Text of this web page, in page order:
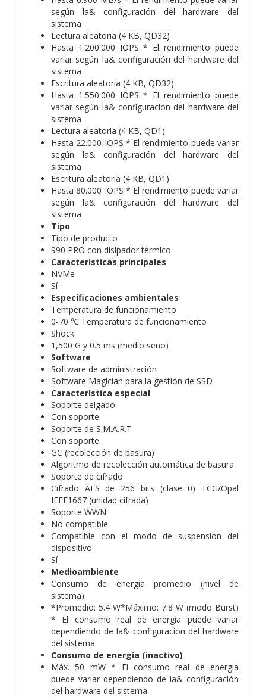
según la& configuración del hardware del
sistema
Lectura aleatoria (4 KB, QD32)
Hasta 1.200.000 IOPS * El rendimiento puede
variar según la& configuración del hardware del
sistema
Escritura aleatoria (4 KB, QD32)
Hasta 1.550.000 IOPS * El rendimiento puede
variar según la& configuración del hardware del
sistema
Lectura aleatoria (4 KB, QD1)
Hasta 22.000 IOPS * El rendimiento puede variar
según la& configuración del hardware del
sistema
Escritura aleatoria (4 KB, QD1)
Hasta 80.000 IOPS * El rendimiento puede variar
según la& configuración del hardware del
sistema
Tipo
Tipo de producto
990 PRO con disipador térmico
Características principales
NVMe
Sí
Especificaciones ambientales
Temperatura de funcionamiento
0-70 ℃ Temperatura de funcionamiento
Shock
1,500 G y 0.5 ms (medio seno)
Software
Software de administración
Software Magician para la gestión de SSD
Característica especial
Soporte delgado
Con soporte
Soporte de S.M.A.R.T
Con soporte
GC (recolección de basura)
Algoritmo de recolección automática de basura
Soporte de cifrado
Cifrado AES de 256 bits (clase 0) TCG/Opal
IEEE1667 (unidad cifrada)
Soporte WWN
No compatible
Compatible con el modo de suspensión del
dispositivo
Sí
Medioambiente
Consumo de energía promedio (nivel de
sistema)
*Promedio: 5.4 W*Máximo: 7.8 W (modo Burst)
* El consumo real de energía puede variar
dependiendo de la& configuración del hardware
del sistema
Consumo de energía (inactivo)
Máx. 50 mW * El consumo real de energía
puede variar dependiendo de la& configuración
del hardware del sistema